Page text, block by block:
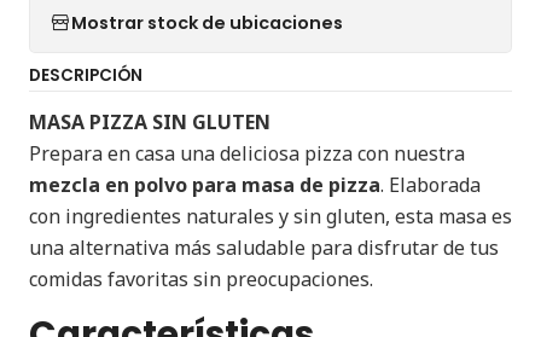
Mostrar stock de ubicaciones
DESCRIPCIÓN
MASA PIZZA SIN GLUTEN
Prepara en casa una deliciosa pizza con nuestra
mezcla en polvo para masa de pizza. Elaborada
con ingredientes naturales y sin gluten, esta masa es
una alternativa más saludable para disfrutar de tus
comidas favoritas sin preocupaciones.